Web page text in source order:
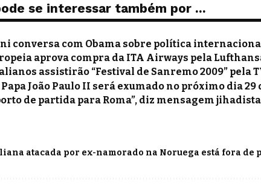
se interessar também por ...
conversa com Obama sobre política
aprova compra da ITA Airways pela
assistirão “Festival de Sanremo 2009” pela
Papa João Paulo II será exumado no próximo dia 29
de partida para Roma”, diz mensagem jihadista
atacada por ex-namorado na Noruega está fora de